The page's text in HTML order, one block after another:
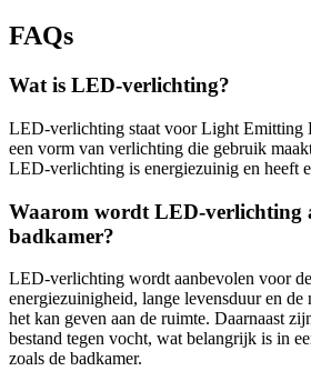
FAQs
Wat is LED-verlichting?
LED-verlichting staat voor Light Emitting
een vorm van verlichting die gebruik
LED-verlichting is energiezuinig en heeft
Waarom wordt LED-verlichting
badkamer?
LED-verlichting wordt aanbevolen voor
energiezuinigheid, lange levensduur en de
het kan geven aan de ruimte. Daarnaast
bestand tegen vocht, wat belangrijk is in
zoals de badkamer.